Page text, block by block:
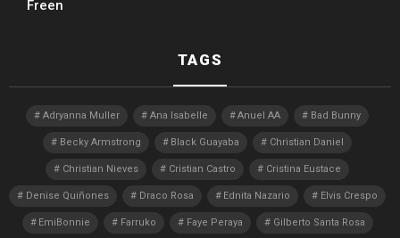
Freen
TAGS
Adryanna Muller Ana Isabelle Anuel AA Bad Bunny
Becky Armstrong Black Guayaba Christian Daniel
Christian Nieves Cristian Castro Cristina Eustace
Denise Quiñones Draco Rosa Ednita Nazario Elvis Crespo
EmiBonnie Farruko Faye Peraya Gilberto Santa Rosa